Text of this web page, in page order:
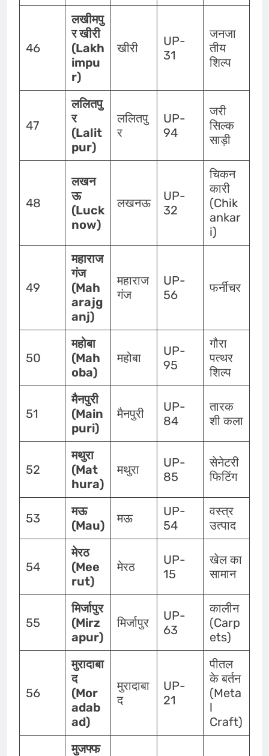
46
लखीमपु
र खीरी
(Lakh
impu
r)
खीरी
UP-
31
जनजा
तीय
शिल्प
47
ललितपु
र
(Lalit
pur)
ललितपु
र
UP-
94
जरी
सिल्क
साड़ी
48
लखन
ऊ
(Luck
now)
लखनऊ
UP-
32
चिकन
कारी
(Chik
ankar
i)
49
महाराज
गंज
(Mah
arajg
anj)
महाराज
गंज
UP-
56
फर्नीचर
50
महोबा
(Mah
oba)
महोबा
UP-
95
गौरा
पत्थर
शिल्प
51
मैनपुरी
(Main
puri)
मैनपुरी
UP-
84
तारक
शी कला
52
मथुरा
(Mat
hura)
मथुरा
UP-
85
सेनेटरी
फिटिंग
53
मऊ
(Mau)
मऊ
UP-
54
वस्त्र
उत्पाद
54
मेरठ
(Mee
rut)
मेरठ
UP-
15
खेल का
सामान
55
मिर्जापुर
(Mirz
apur)
मिर्जापुर
UP-
63
कालीन
(Carp
ets)
56
मुरादाबा
द
(Mor
adab
ad)
मुरादाबा
द
UP-
21
पीतल
के बर्तन
(Meta
l
Craft)
मुजफ्फ